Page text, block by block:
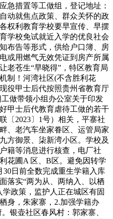
急措置等工做组，登记地址：
动就焦点政策、群众关怀的政
权利教育学校要早宣传、早摆
学校免试就近入学的优良社会
布告等形式，供给户口簿、房
或用燃气无效凭证到房产所属
老苍生“早晓得”，特区教育局
制！河湾社区(不含胜利花
役甲士后代按照贵州省教育厅
做带领小组办公室关于印发
甲士后代教育虐待工做的若干
〔2023〕1号）相关，平寨社
、老汽车坐家眷区、运管局家
方御景、柒新湾小区。学校及
籍等消息进行核查，电厂社
花圃A 区、B区。避免因转学
30日前全数完成重生学籍入库
落实“两为从、两纳入、以栖
政策，监护人正在城区有固
身，朱家寨，2.加强学籍办
银壶社区春风村：郭家寨、